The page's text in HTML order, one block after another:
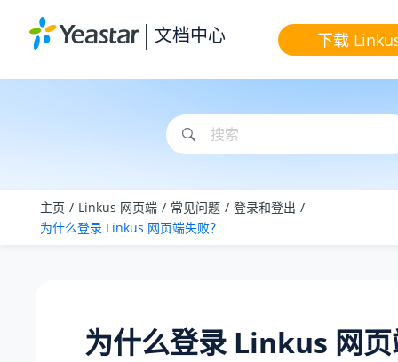
文档中心 下载
主页 Linkus 网页端 常见问题
登录和登出
为什么登录 Linkus 网页端失败？
为什么登录 Linkus 网